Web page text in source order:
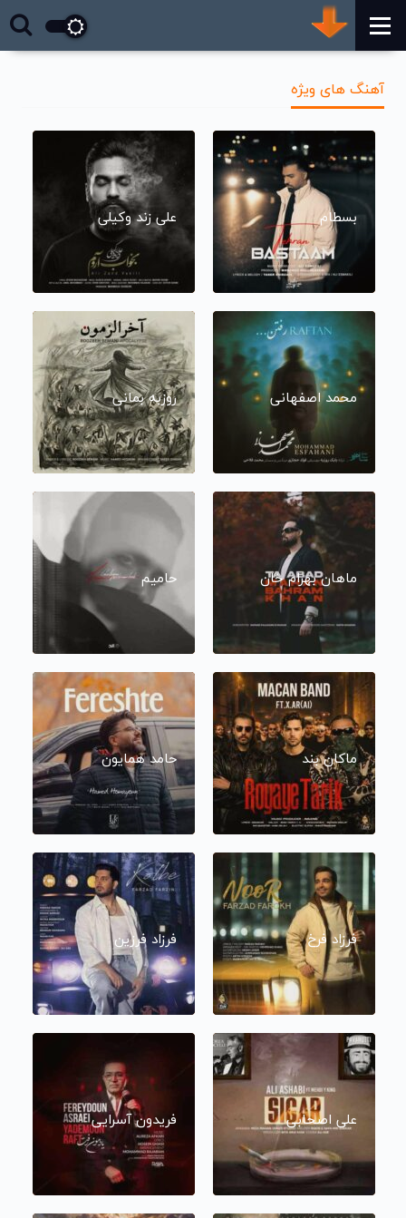
آهنگ های ویژه
بسطام علی زند وکیلی
محمد اصفهانی روزبه بمانی
ماهان بهرام خان حامیم
ماکان بند حامد همایون
فرزاد فرخ فرزاد فرزین
علی اصحابی فریدون آسرایی